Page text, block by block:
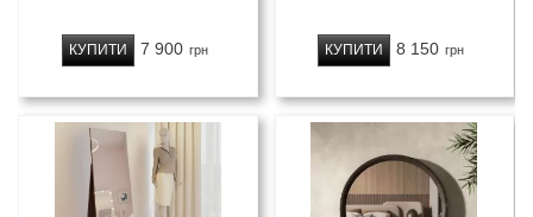
7 900 грн
КУПИТИ 8 150 грн
КУПИТИ